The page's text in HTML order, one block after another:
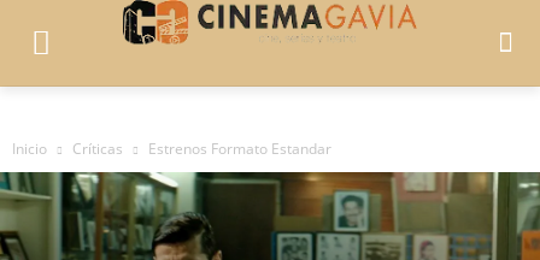
Inicio Críticas Estrenos Formato Estandar